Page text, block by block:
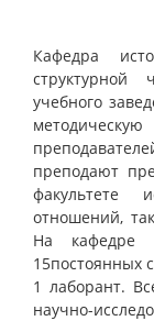
Кафедра
структурной
учебного
преподают
факультете
отношений,
На кафедре
15постоянных
1 лаборант.
научно-